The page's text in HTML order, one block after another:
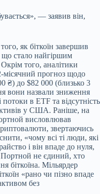
— заявив він,
як біткоїн завершив
що стало найгіршим
того, аналітики
місячний прогноз щодо
₴) до $82 000 (близько 3
вони назвали зниження
потоки в ETF та відсутність
у США. Раніше, на
висловлював
звертаючись
«чому всі ті люди, які
і він впаде до нуля,
не єдиний, хто
біткоїна. Мільярдер
«рано чи пізно впаде
без